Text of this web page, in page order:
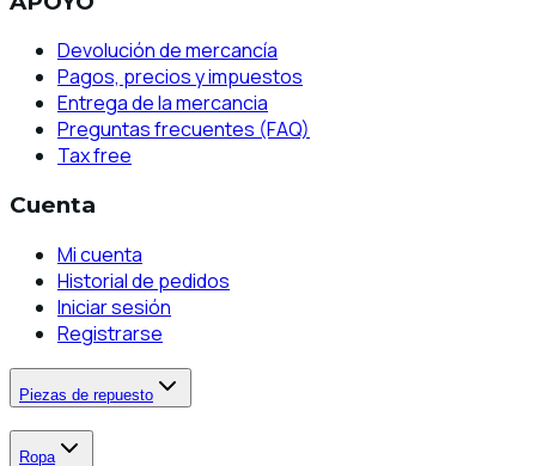
Devolución de mercancía
Pagos, precios y impuestos
Entrega de la mercancia
Preguntas frecuentes (FAQ)
Tax free
Cuenta
Mi cuenta
Historial de pedidos
Iniciar sesión
Registrarse
Piezas de repuesto
Ropa